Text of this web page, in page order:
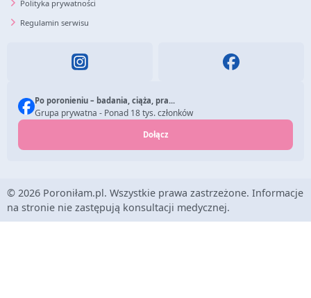
Polityka prywatności
Regulamin serwisu
Po poronieniu – badania, ciąża, pra...
Grupa prywatna - Ponad 18 tys. członków
Dołącz
© 2026 Poroniłam.pl. Wszystkie prawa zastrzeżone. Informacje
na stronie nie zastępują konsultacji medycznej.